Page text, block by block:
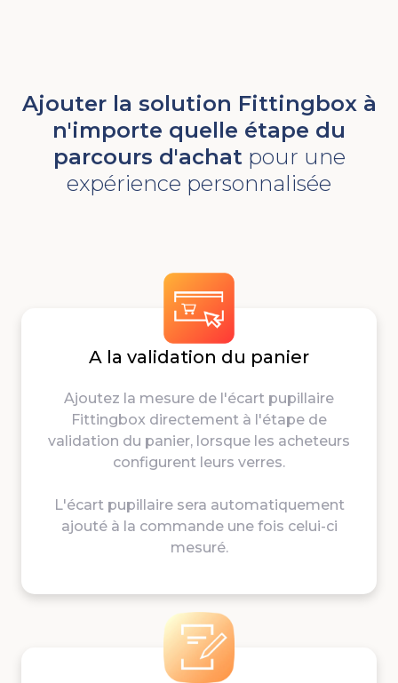
Ajouter la solution Fittingbox à
n'importe quelle étape du
parcours d'achatpour une
expérience personnalisée
A la validation du panier
Ajoutez la mesure de l'écart pupillaire
Fittingbox directement à l'étape de
validation du panier, lorsque les acheteurs
configurent leurs verres.
L'écart pupillaire sera automatiquement
ajouté à la commande une fois celui-ci
mesuré.